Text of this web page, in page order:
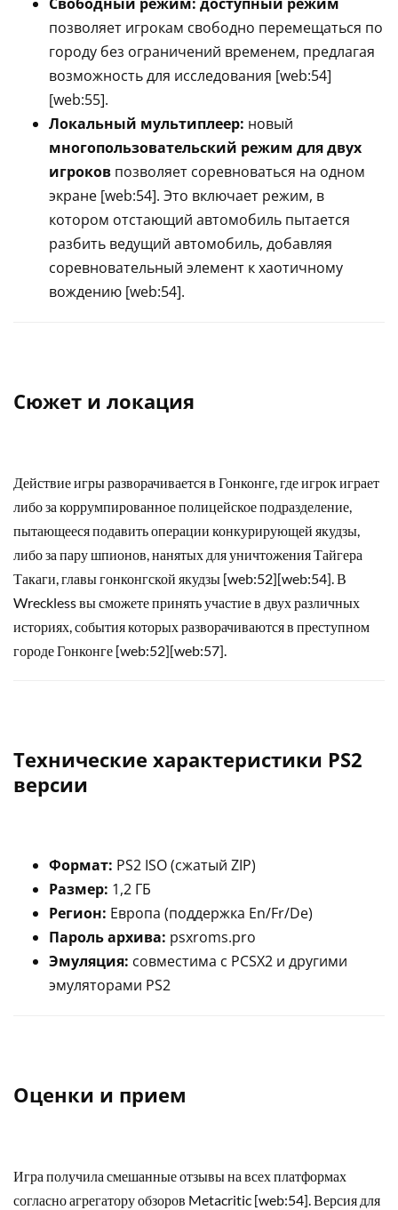
Свободный режим: доступный режим
позволяет игрокам свободно перемещаться по
городу без ограничений временем, предлагая
возможность для исследования [web:54]
[web:55].
Локальный мультиплеер: новый
многопользовательский режим для двух
игроков позволяет соревноваться на одном
экране [web:54]. Это включает режим, в
котором отстающий автомобиль пытается
разбить ведущий автомобиль, добавляя
соревновательный элемент к хаотичному
вождению [web:54].
Сюжет и локация
Действие игры разворачивается в Гонконге, где игрок играет
либо за коррумпированное полицейское подразделение,
пытающееся подавить операции конкурирующей якудзы,
либо за пару шпионов, нанятых для уничтожения Тайгера
Такаги, главы гонконгской якудзы [web:52][web:54]. В
Wreckless вы сможете принять участие в двух различных
историях, события которых разворачиваются в преступном
городе Гонконге [web:52][web:57].
Технические характеристики PS2
версии
Формат: PS2 ISO (сжатый ZIP)
Размер: 1,2 ГБ
Регион: Европа (поддержка En/Fr/De)
Пароль архива: psxroms.pro
Эмуляция: совместима с PCSX2 и другими
эмуляторами PS2
Оценки и прием
Игра получила смешанные отзывы на всех платформах
согласно агрегатору обзоров Metacritic [web:54]. Версия для